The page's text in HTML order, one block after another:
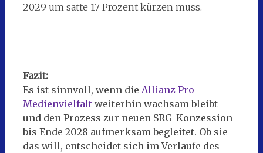
2029 um satte 17 Prozent kürzen muss.
Fazit:
Es ist sinnvoll, wenn die Allianz Pro
Medienvielfaltweiterhin wachsam bleibt –
und den Prozess zur neuen SRG-Konzession
bis Ende 2028 aufmerksam begleitet. Ob sie
das will, entscheidet sich im Verlaufe des